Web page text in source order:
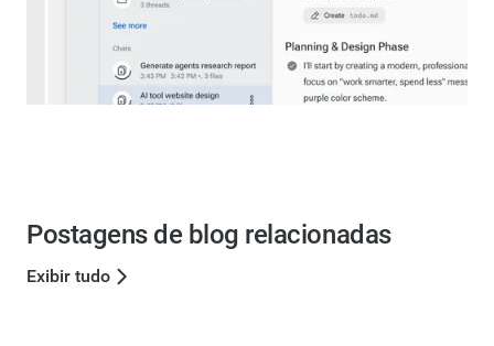
Postagens de blog relacionadas
Exibir tudo